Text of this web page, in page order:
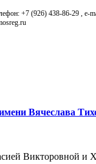
+7 (926) 438-86-29 , e-
Вячеслава
Викторовной